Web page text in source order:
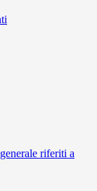
riferiti a